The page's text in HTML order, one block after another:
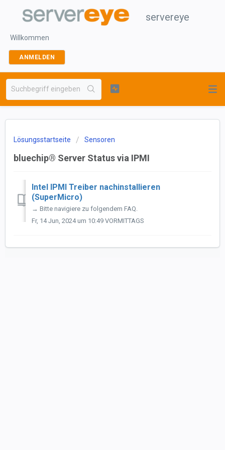
servereye
Willkommen
ANMELDEN
Lösungsstartseite Sensoren
bluechip® Server Status via IPMI
Intel IPMI Treiber nachinstallieren
(SuperMicro)
→ Bitte navigiere zu folgendem FAQ.
Fr, 14 Jun, 2024 um 10:49 VORMITTAGS